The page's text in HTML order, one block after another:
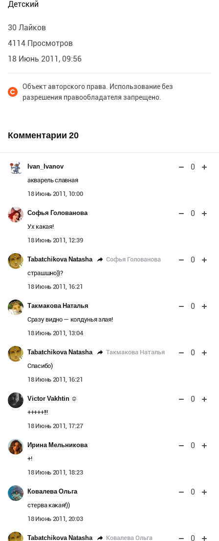
Детский
30 Лайков
4114 Просмотров
18 Июнь 2011, 09:56
Объект авторского права. Использование без
разрешения правообладателя запрещено.
Комментарии 20
Ivan_Ivanov 0
акварель славная
18 Июнь 2011, 10:00
Софья Голованова 0
Ух какая!
18 Июнь 2011, 12:39
Tabatchikova Natasha Софья Голованова 0
страшшно))?
18 Июнь 2011, 16:21
Такмакова Наталья 0
Сразу видно — колдунья злая!
18 Июнь 2011, 13:04
Tabatchikova Natasha Такмакова Наталья 0
Спасибо)
18 Июнь 2011, 16:21
Victor Vakhtin ☺ 0
+++++!!!
18 Июнь 2011, 17:27
Ирина Мельникова 0
+!
18 Июнь 2011, 18:23
Ковалева Ольга 0
стерва какая!))
18 Июнь 2011, 20:03
Tabatchikova Natasha Ковалева Ольга 0